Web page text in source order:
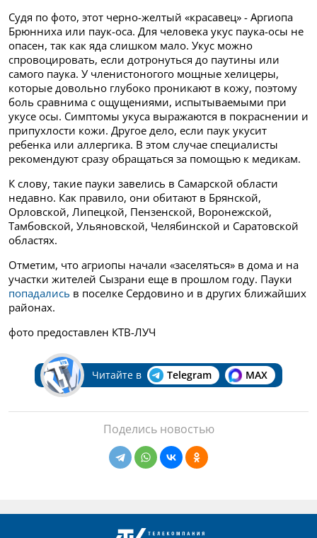
Судя по фото, этот черно-желтый «красавец» - Аргиопа
Брюнниха или паук-оса. Для человека укус паука-осы не
опасен, так как яда слишком мало. Укус можно
спровоцировать, если дотронуться до паутины или
самого паука. У членистоногого мощные хелицеры,
которые довольно глубоко проникают в кожу, поэтому
боль сравнима с ощущениями, испытываемыми при
укусе осы. Симптомы укуса выражаются в покраснении и
припухлости кожи. Другое дело, если паук укусит
ребенка или аллергика. В этом случае специалисты
рекомендуют сразу обращаться за помощью к медикам.
К слову, такие пауки завелись в Самарской области
недавно. Как правило, они обитают в Брянской,
Орловской, Липецкой, Пензенской, Воронежской,
Тамбовской, Ульяновской, Челябинской и Саратовской
областях.
Отметим, что агриопы начали «заселяться» в дома и на
участки жителей Сызрани еще в прошлом году. Пауки
попадались в поселке Сердовино и в других ближайших
районах.
фото предоставлен КТВ-ЛУЧ
Читайте в Telegram MAX
Поделись новостью